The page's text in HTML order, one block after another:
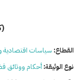
(432.56 كيلوبايت)
القطاع: سياسات اقتصادية
نوع الوثيقة:أحكام ووثائق